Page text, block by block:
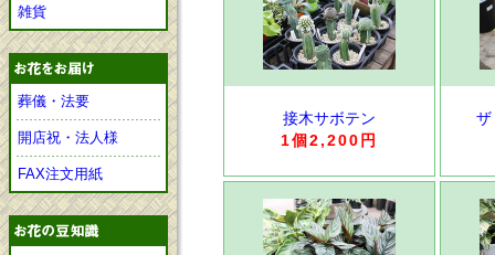
雑貨
葬儀・法要
開店祝・法人様
FAX注文用紙
接木サボテン
1個2,200円
ザ